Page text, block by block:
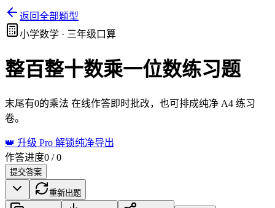
返回全部题型
小学数学 · 三年级口算
整百整十数乘一位数练习题
末尾有0的乘法 在线作答即时批改，也可排成纯净 A4 练习
卷。
👑 升级 Pro 解锁纯净导出
作答进度0 /0
提交答案
重新出题